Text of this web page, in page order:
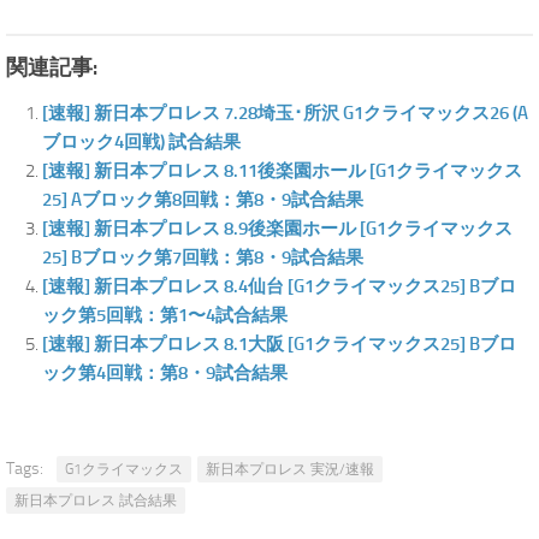
関連記事:
[速報] 新日本プロレス 7.28埼玉･所沢 G1クライマックス26 (A
ブロック4回戦) 試合結果
[速報] 新日本プロレス 8.11後楽園ホール [G1クライマックス
25] Aブロック第8回戦：第8・9試合結果
[速報] 新日本プロレス 8.9後楽園ホール [G1クライマックス
25] Bブロック第7回戦：第8・9試合結果
[速報] 新日本プロレス 8.4仙台 [G1クライマックス25] Bブロ
ック第5回戦：第1〜4試合結果
[速報] 新日本プロレス 8.1大阪 [G1クライマックス25] Bブロ
ック第4回戦：第8・9試合結果
Tags: G1クライマックス
新日本プロレス 実況/速報
新日本プロレス 試合結果